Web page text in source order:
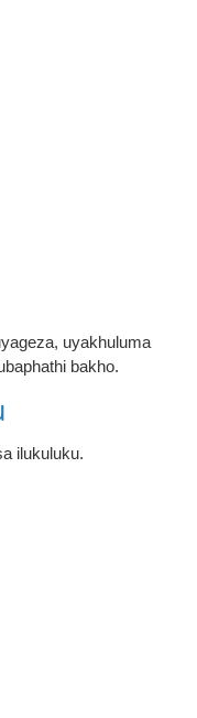
uyakhuluma
bakho.
ilukuluku.